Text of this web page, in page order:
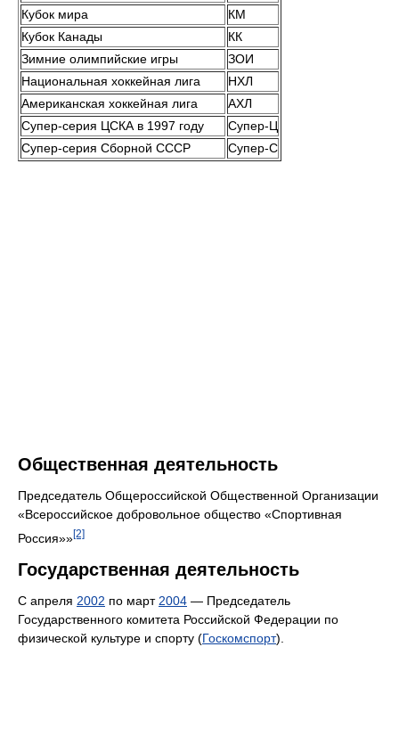
Кубок мира
КМ
Кубок Канады
КК
Зимние олимпийские игры
ЗОИ
Национальная хоккейная лига
НХЛ
Американская хоккейная лига
АХЛ
Супер-серия ЦСКА в 1997 году
Супер-Ц
Супер-серия Сборной СССР
Супер-С
Общественная деятельность
Председатель Общероссийской Общественной Организации
«Всероссийское добровольное общество «Спортивная
Россия»»[2]
Государственная деятельность
С апреля 2002 по март2004 — Председатель
Государственного комитета Российской Федерации по
физической культуре и спорту (Госкомспорт).